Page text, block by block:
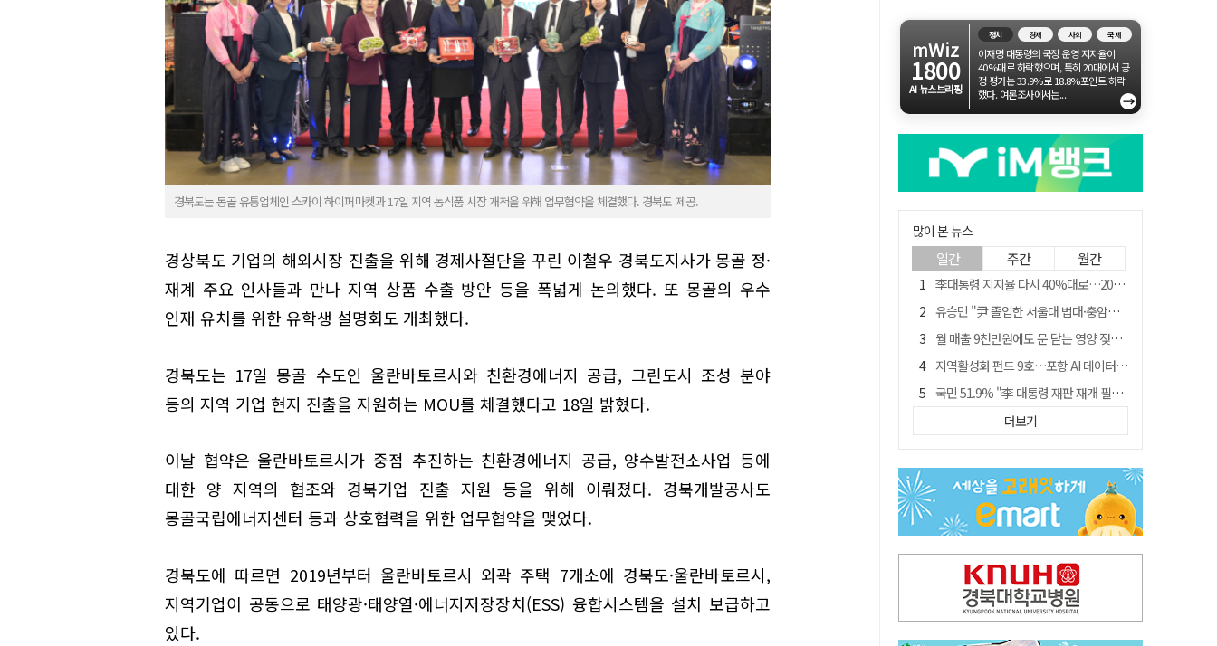
경북도는 몽골 유통업체인 스카이 하이퍼마켓과 17일 지역 농식품 시장 개척을 위해 업무협약을 체결했다. 경북도 제공.
경상북도 기업의 해외시장 진출을 위해 경제사절단을 꾸린 이철우 경북도지사가 몽골 정·
재계 주요 인사들과 만나 지역 상품 수출 방안 등을 폭넓게 논의했다. 또 몽골의 우수
인재 유치를 위한 유학생 설명회도 개최했다.
경북도는 17일 몽골 수도인 울란바토르시와 친환경에너지 공급, 그린도시 조성 분야
등의 지역 기업 현지 진출을 지원하는 MOU를 체결했다고 18일 밝혔다.
이날 협약은 울란바토르시가 중점 추진하는 친환경에너지 공급, 양수발전소사업 등에
대한 양 지역의 협조와 경북기업 진출 지원 등을 위해 이뤄졌다. 경북개발공사도
몽골국립에너지센터 등과 상호협력을 위한 업무협약을 맺었다.
경북도에 따르면 2019년부터 울란바토르시 외곽 주택 7개소에 경북도·울란바토르시,
지역기업이 공동으로 태양광·태양열·에너지저장장치(ESS) 융합시스템을 설치 보급하고
있다.
mWiz
1800
AI 뉴스브리핑
정치 경제 사회 국제
이재명 대통령의 국정 운영 지지율이
40%대로 하락했으며, 특히 20대에서 긍
정 평가는 33.9%로 18.8%포인트 하락
했다. 여론조사에서는...
→
많이 본 뉴스
일간 주간 월간
李대통령 지지율 다시 40%대로…20대는 18.8%p 급락
유승민 "尹 졸업한 서울대 법대·충암고도 없애야"…李 육사 통합 직격
월 매출 9천만원에도 문 닫는 영양 젖소농장… "일할 사람이 없어"
지역활성화 펀드 9호…포항 AI 데이터센터에 6천억 투입
국민 51.9% "李 대통령 재판 재개 필요하다"
경북 영천시, 9월부터 11월까지 반값 여행 혜택 제공
'솔리다임 IPO 추진설' SK하이닉스, 주가 9% 급락
경찰, 홍명보 선임 의혹 수사…대한축구협회 전격 압수수색
"김용민, 흑백논리로 세상 보는 듯" 검찰 내부서 지탄
더보기